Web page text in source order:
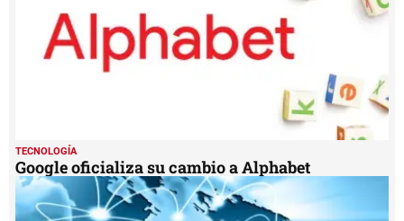
TECNOLOGÍA
Google oficializa su cambio a Alphabet